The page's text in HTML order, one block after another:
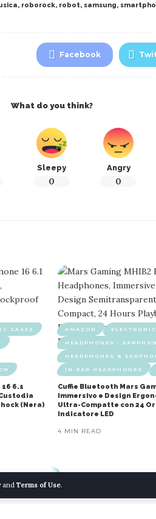
and Terms of Use.
, roborock, robot, samsung,
Facebook
What do you think?
Sleepy
0
Angry
0
CASES
6.1
(Nera)
AMAZON
HEADPHONES -
HEADPHONES &
IN-EAR HEADPHONES
Cuffie Bluetooth Mars
Immersivo e Design
Ultra-Compatte con 24
Indicatore LED
4 MIN READ